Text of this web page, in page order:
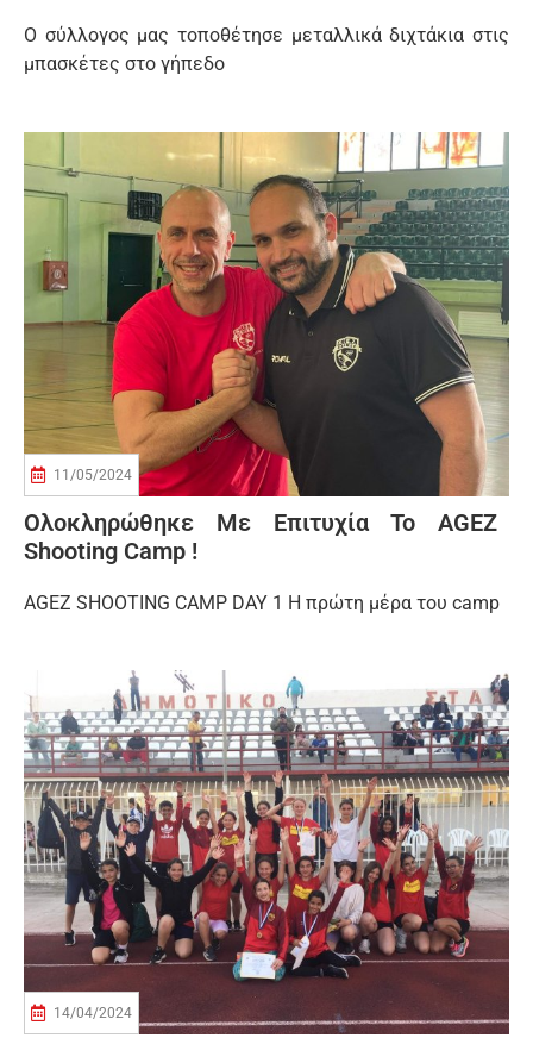
Ο σύλλογος μας τοποθέτησε μεταλλικά διχτάκια στις
μπασκέτες στο γήπεδο
11/05/2024
Ολοκληρώθηκε Με Επιτυχία Το AGEZ
Shoοting Camp !
AGEZ SHOOTING CAMP DAY 1 Η πρώτη μέρα του camp
14/04/2024